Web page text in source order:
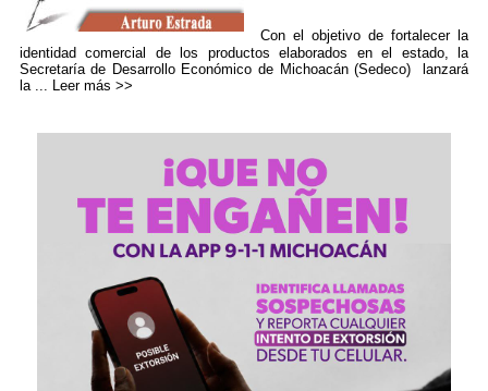
Con el objetivo de fortalecer la
identidad comercial de los productos elaborados en el estado, la
Secretaría de Desarrollo Económico de Michoacán (Sedeco) lanzará
la ... Leer más >>